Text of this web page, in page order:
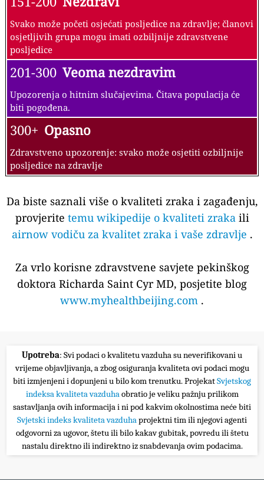
Svako može početi osjećati posljedice na zdravlje; članovi
osjetljivih grupa mogu imati ozbiljnije zdravstvene
posljedice
201-300 Veoma nezdravim
Upozorenja o hitnim slučajevima. Čitava populacija će
biti pogođena.
300+ Opasno
Zdravstveno upozorenje: svako može osjetiti ozbiljnije
posljedice na zdravlje
Da biste saznali više o kvaliteti zraka i zagađenju,
provjerite temu wikipedije o kvaliteti zrakaili
airnow vodiču za kvalitet zraka i vaše zdravlje .
Za vrlo korisne zdravstvene savjete pekinškog
doktora Richarda Saint Cyr MD, posjetite blog
www.myhealthbeijing.com .
Upotreba: Svi podaci o kvalitetu vazduha su neverifikovani u
vrijeme objavljivanja, a zbog osiguranja kvaliteta ovi podaci mogu
biti izmjenjeni i dopunjeni u bilo kom trenutku. ProjekatSvjetskog
indeksa kvaliteta vazduhaobratio je veliku pažnju prilikom
sastavljanja ovih informacija i ni pod kakvim okolnostima neće biti
Svjetski indeks kvaliteta vazduhaprojektni tim ili njegovi agenti
odgovorni za ugovor, štetu ili bilo kakav gubitak, povredu ili štetu
nastalu direktno ili indirektno iz snabdevanja ovim podacima.